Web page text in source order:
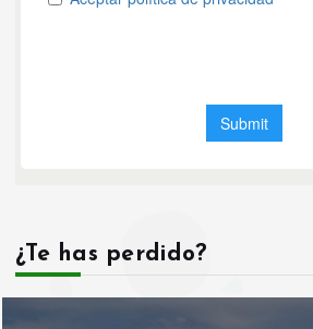
¿Te has perdido?